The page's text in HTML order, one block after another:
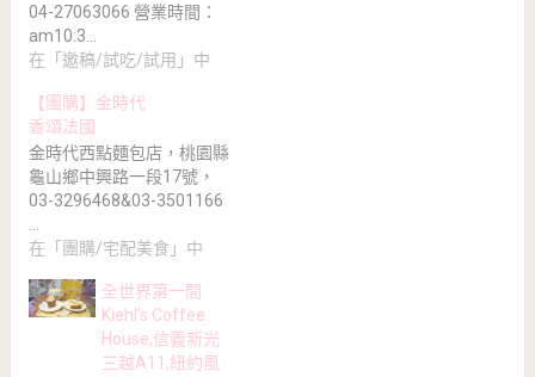
04-27063066 營業時間：
am10:3…
在「邀稿/試吃/試用」中
【團購】金時代
香頌法國
金時代西點麵包店，桃園縣
龜山鄉中興路一段17號，
03-3296468&03-3501166
…
在「團購/宅配美食」中
全世界第一間
Kiehl’s Coffee
House,信義新光
三越A11,紐約風